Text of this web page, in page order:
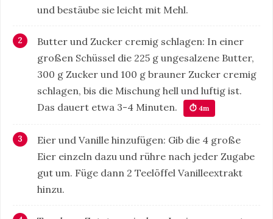
und bestäube sie leicht mit Mehl.
Butter und Zucker cremig schlagen: In einer
großen Schüssel die 225 g ungesalzene Butter,
300 g Zucker und 100 g brauner Zucker cremig
schlagen, bis die Mischung hell und luftig ist.
Das dauert etwa 3-4 Minuten.
⏱ 4m
Eier und Vanille hinzufügen: Gib die 4 große
Eier einzeln dazu und rühre nach jeder Zugabe
gut um. Füge dann 2 Teelöffel Vanilleextrakt
hinzu.